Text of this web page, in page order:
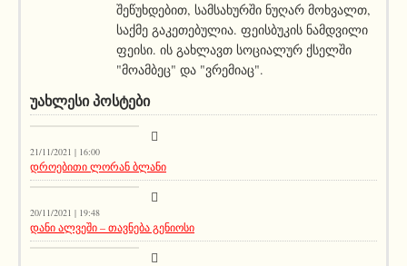
შეწუხდებით, სამსახურში ნუღარ მოხვალთ,
საქმე გაკეთებულია. ფეისბუკის ნამდვილი
ფეისი. ის გახლავთ სოციალურ ქსელში
"მოამბეც" და "ვრემიაც".
ᲣᲐᲮᲚᲔᲡᲘ ᲞᲝᲡᲢᲔᲑᲘ
21/11/2021 | 16:00
დროებითი ლორან ბლანი
აქეთურ-იქითური
20/11/2021 | 19:48
დანი ალვეში – თავნება გენიოსი
აქეთურ-იქითური